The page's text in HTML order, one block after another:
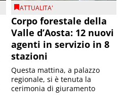
ATTUALITA'
Corpo forestale della
Valle d’Aosta: 12 nuovi
agenti in servizio in 8
stazioni
Questa mattina, a palazzo
regionale, si è tenuta la
cerimonia di giuramento